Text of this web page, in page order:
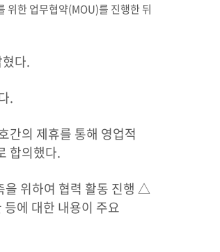
위한 업무협약(MOU)를 진행한 뒤
다.
.
간의 제휴를 통해 영업적
합의했다.
을 위하여 협력 활동 진행 △
에 대한 내용이 주요